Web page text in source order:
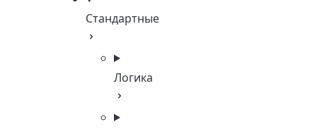
Стандартные
Логика